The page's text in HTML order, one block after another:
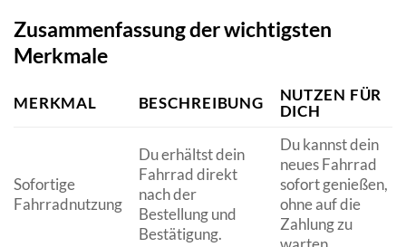
Zusammenfassung der wichtigsten
Merkmale
MERKMAL BESCHREIBUNG
NUTZEN FÜR
DICH
Sofortige
Fahrradnutzung
Du erhältst dein
Fahrrad direkt
nach der
Bestellung und
Bestätigung.
Du kannst dein
neues Fahrrad
sofort genießen,
ohne auf die
Zahlung zu